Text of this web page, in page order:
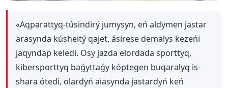
«Aqparattyq-túsindirý jumysyn, eń aldymen jastar
arasynda kúsheitý qajet, ásirese demalys kezeńi
jaqyndap keledi. Osy jazda elordada sporttyq,
kibersporttyq baǵyttaǵy kóptegen buqaralyq is-
shara ótedi, olardyń aiasynda jastardyń keń